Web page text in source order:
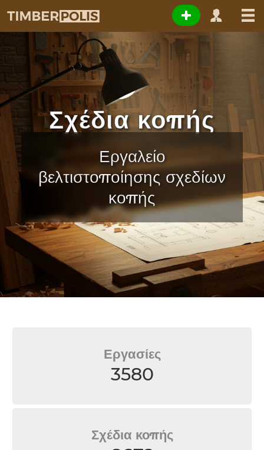
Σχέδια κοπής
Εργαλείο
βελτιστοποίησης σχεδίων
κοπής
Εργασίες
3580
Σχέδια κοπής